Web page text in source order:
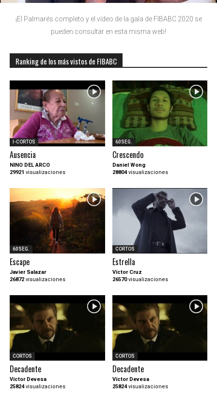
¡El Palmarés completo y el vídeo de la gala de FIBABC 2020 se
pueden consultar en esta misma web!
Ranking de los más vistos de FIBABC
I-CORTOS
Ausencia
NINO DEL ARCO
29921 visualizaciones
60SEG.
Crescendo
Daniel Wong
28804visualizaciones
60SEG.
Escape
Javier Salazar
26872 visualizaciones
CORTOS
Estrella
Víctor Cruz
26570visualizaciones
CORTOS
Decadente
Víctor Devesa
25824visualizaciones
CORTOS
Decadente
Víctor Devesa
25824visualizaciones